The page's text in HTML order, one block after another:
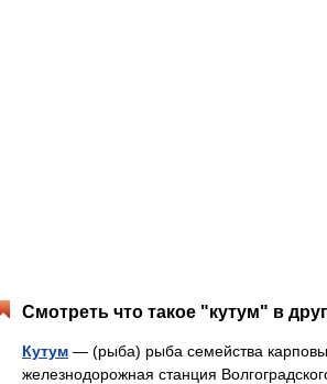
Смотреть что такое "кутум" в
Кутум — (рыба) рыба семейства
железнодорожная станция